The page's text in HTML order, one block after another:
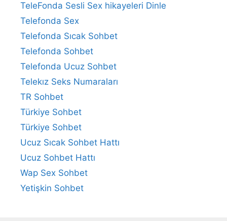
TeleFonda Sesli Sex hikayeleri Dinle
Telefonda Sex
Telefonda Sıcak Sohbet
Telefonda Sohbet
Telefonda Ucuz Sohbet
Telekız Seks Numaraları
TR Sohbet
Türkiye Sohbet
Türkiye Sohbet
Ucuz Sıcak Sohbet Hattı
Ucuz Sohbet Hattı
Wap Sex Sohbet
Yetişkin Sohbet